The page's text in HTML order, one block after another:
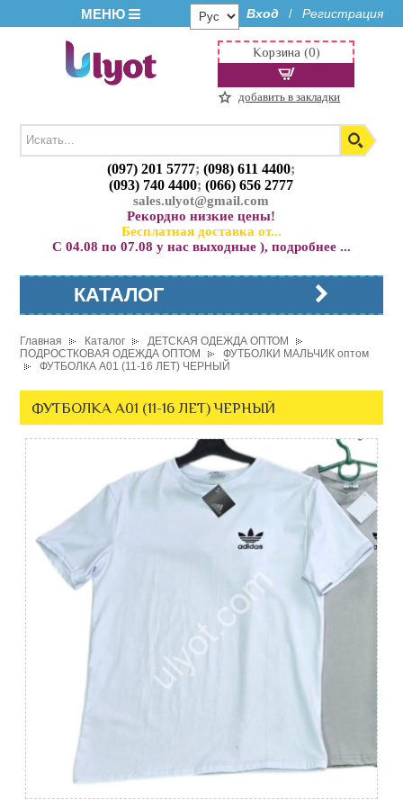
МЕНЮ Вход / Регистрация
(097) 201 5777;(098) 611 4400;
(093) 740 4400;(066) 656 2777
sales.ulyot@gmail.com
Рекордно низкие цены!
Бесплатная доставка от...
С 04.08 по 07.08 у нас выходные ), подробнее ...
Корзина (0)
добавить в закладки
КАТАЛОГ
Главная Каталог
ДЕТСКАЯ ОДЕЖДА ОПТОМ
ПОДРОСТКОВАЯ ОДЕЖДА ОПТОМ
ФУТБОЛКИ МАЛЬЧИК оптом
ФУТБОЛКА A01 (11-16 ЛЕТ) ЧЕРНЫЙ
ФУТБОЛКА A01 (11-16 ЛЕТ) ЧЕРНЫЙ